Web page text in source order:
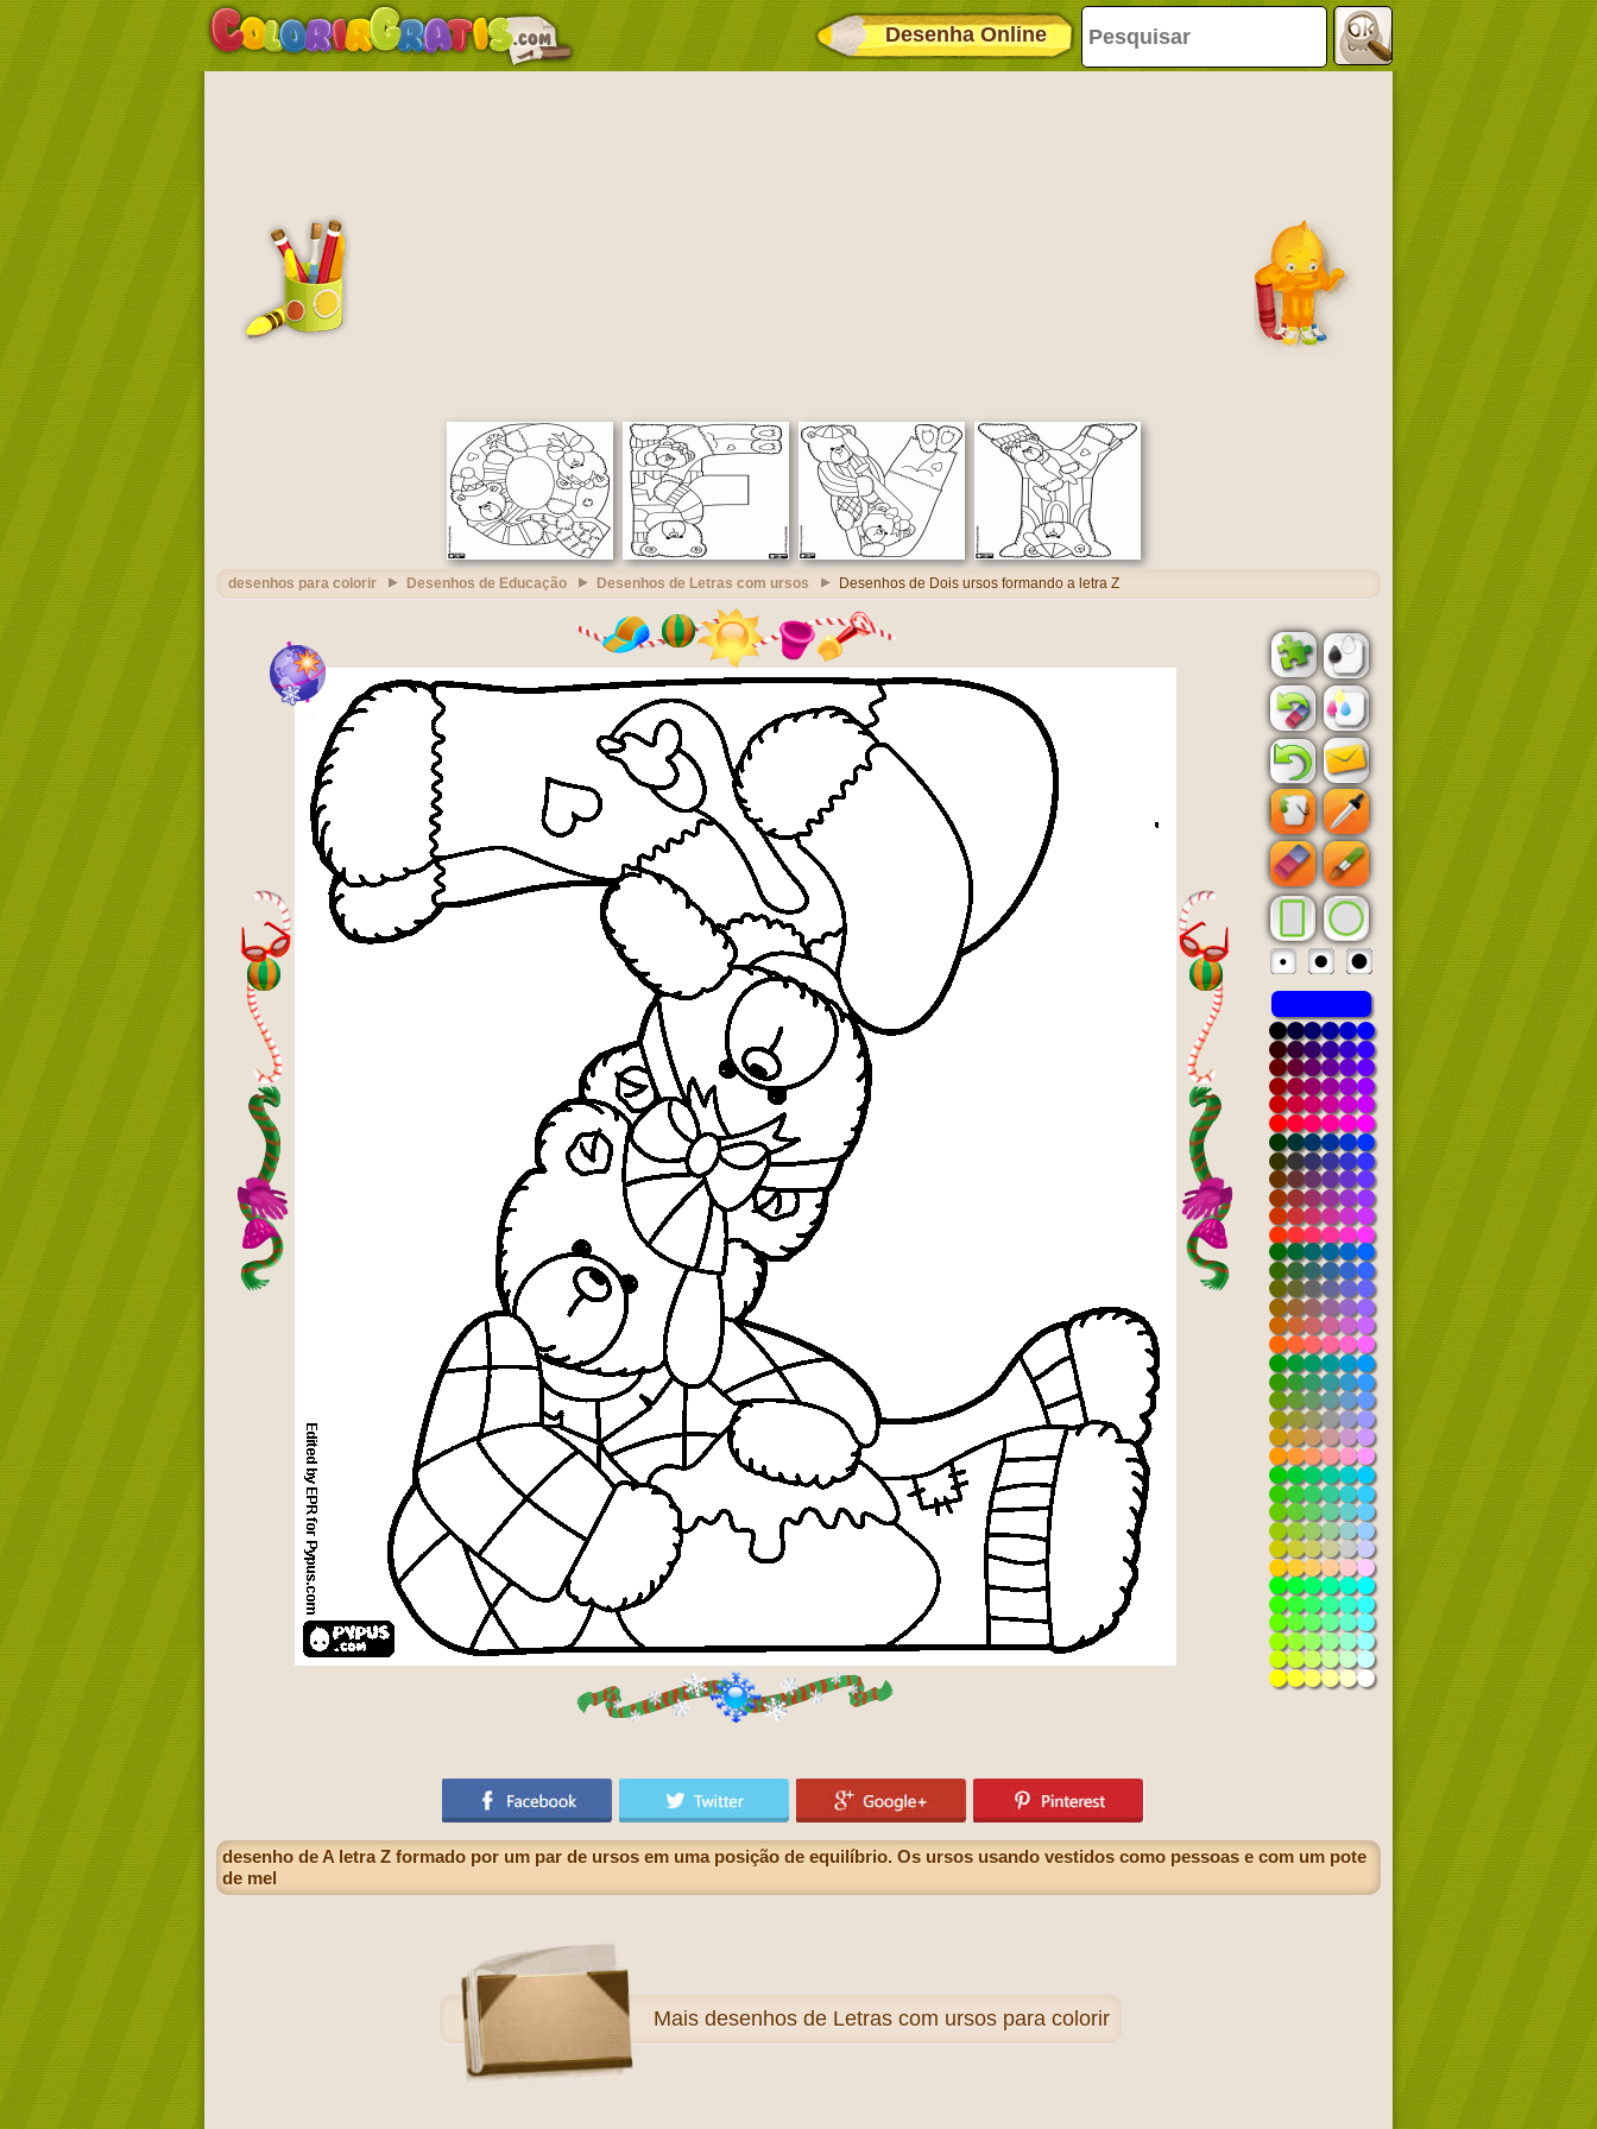
Desenha Online
desenhos para colorir Desenhos de Educação Desenhos de Letras com ursos Desenhos de Dois ursos formando a letra Z
desenho de A letra Z formado por um par de ursos em uma posição de equilíbrio. Os ursos usando vestidos como pessoas e com um pote
de mel
Mais desenhos de Letras com ursos para colorir